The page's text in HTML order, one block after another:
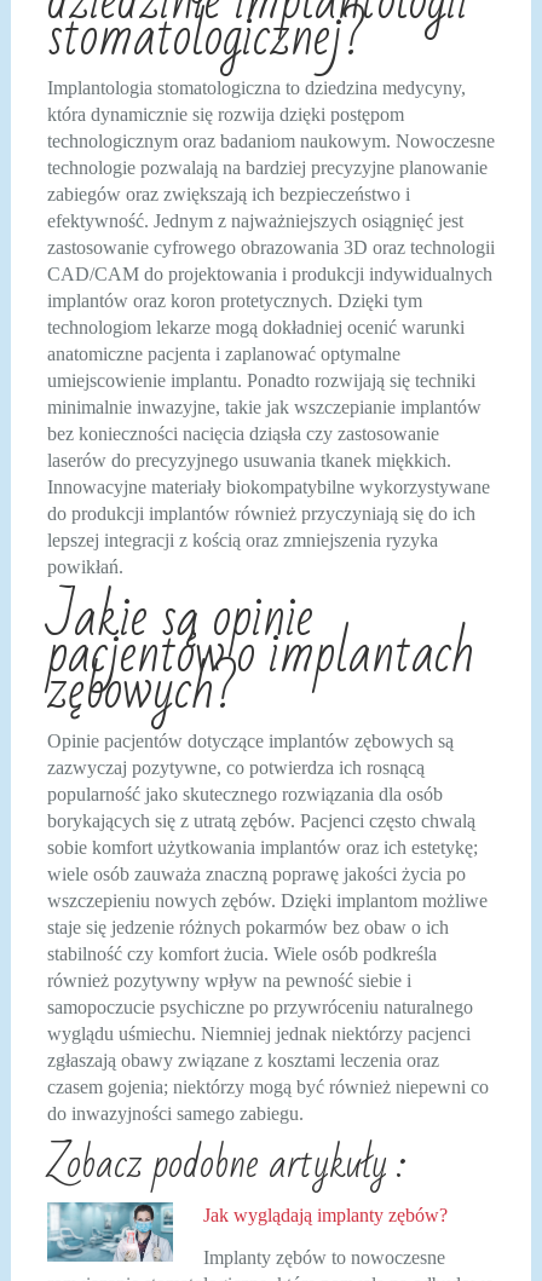
stomatologicznej?
Implantologia stomatologiczna to dziedzina medycyny,
która dynamicznie się rozwija dzięki postępom
technologicznym oraz badaniom naukowym. Nowoczesne
technologie pozwalają na bardziej precyzyjne planowanie
zabiegów oraz zwiększają ich bezpieczeństwo i
efektywność. Jednym z najważniejszych osiągnięć jest
zastosowanie cyfrowego obrazowania 3D oraz technologii
CAD/CAM do projektowania i produkcji indywidualnych
implantów oraz koron protetycznych. Dzięki tym
technologiom lekarze mogą dokładniej ocenić warunki
anatomiczne pacjenta i zaplanować optymalne
umiejscowienie implantu. Ponadto rozwijają się techniki
minimalnie inwazyjne, takie jak wszczepianie implantów
bez konieczności nacięcia dziąsła czy zastosowanie
laserów do precyzyjnego usuwania tkanek miękkich.
Innowacyjne materiały biokompatybilne wykorzystywane
do produkcji implantów również przyczyniają się do ich
lepszej integracji z kością oraz zmniejszenia ryzyka
powikłań.
Jakie są opinie
pacjentów o implantach
zębowych?
Opinie pacjentów dotyczące implantów zębowych są
zazwyczaj pozytywne, co potwierdza ich rosnącą
popularność jako skutecznego rozwiązania dla osób
borykających się z utratą zębów. Pacjenci często chwalą
sobie komfort użytkowania implantów oraz ich estetykę;
wiele osób zauważa znaczną poprawę jakości życia po
wszczepieniu nowych zębów. Dzięki implantom możliwe
staje się jedzenie różnych pokarmów bez obaw o ich
stabilność czy komfort żucia. Wiele osób podkreśla
również pozytywny wpływ na pewność siebie i
samopoczucie psychiczne po przywróceniu naturalnego
wyglądu uśmiechu. Niemniej jednak niektórzy pacjenci
zgłaszają obawy związane z kosztami leczenia oraz
czasem gojenia; niektórzy mogą być również niepewni co
do inwazyjności samego zabiegu.
Zobacz podobne artykuły :
Jak wyglądają implanty zębów?
Implanty zębów to nowoczesne